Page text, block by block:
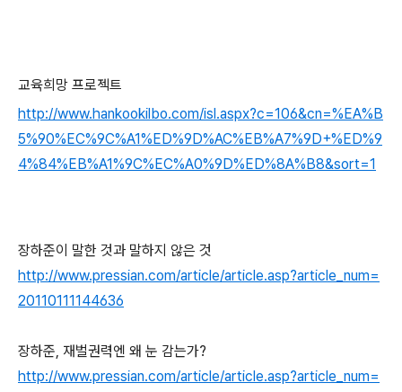
교육희망 프로젝트
http://www.hankookilbo.com/isl.aspx?c=106&cn=%EA%B
5%90%EC%9C%A1%ED%9D%AC%EB%A7%9D+%ED%9
4%84%EB%A1%9C%EC%A0%9D%ED%8A%B8&sort=1
장하준이 말한 것과 말하지 않은 것
http://www.pressian.com/article/article.asp?article_num=
20110111144636
장하준, 재벌권력엔 왜 눈 감는가?
http://www.pressian.com/article/article.asp?article_num=